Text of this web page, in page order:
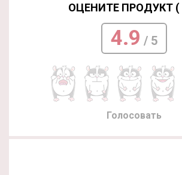
ОЦЕНИТЕ ПРОДУКТ (
4.9 / 5
Голосовать